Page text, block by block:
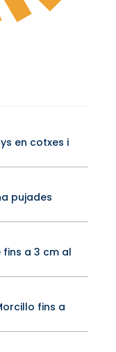
en cotxes i
pujades
a 3 cm al
fins a